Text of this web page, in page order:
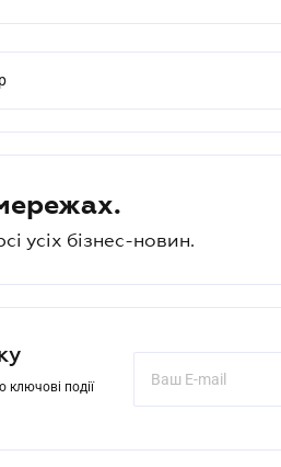
усіх бізнес-новин.
ключові події